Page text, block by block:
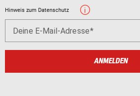
Hinweis zum Datenschutz
Deine E-Mail-Adresse
ANMELDEN